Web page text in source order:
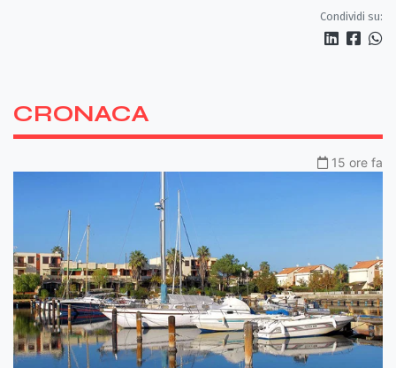
Condividi su:
CRONACA
15 ore fa